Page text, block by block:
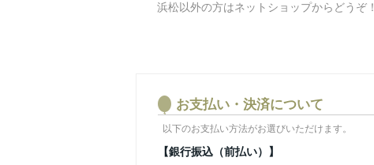
浜松以外の方はネットショップからどうぞ！
お支払い・決済について
以下のお支払い方法がお選びいただけます。
【銀行振込（前払い）】